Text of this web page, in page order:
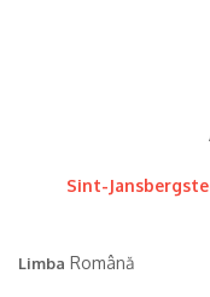
Sint-
Limba Română